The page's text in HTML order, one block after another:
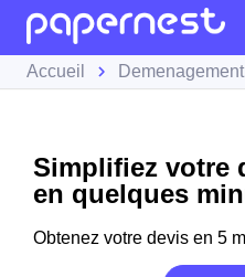
Accueil Demenagement